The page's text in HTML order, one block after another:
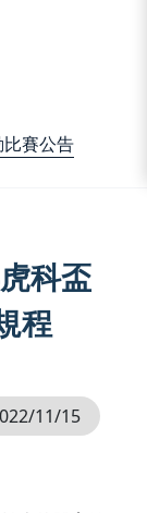
賽公告
科盃
程
11/15